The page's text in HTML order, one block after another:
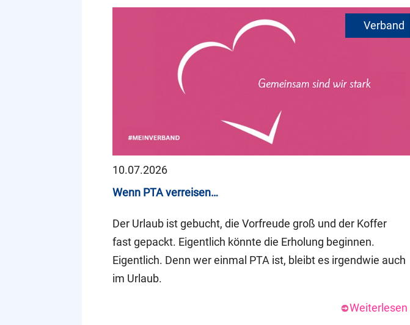
10.07.2026
Wenn PTA verreisen…
Der Urlaub ist gebucht, die Vorfreude groß und der Koffer
fast gepackt. Eigentlich könnte die Erholung beginnen.
Eigentlich. Denn wer einmal PTA ist, bleibt es irgendwie auch
im Urlaub.
Weiterlesen